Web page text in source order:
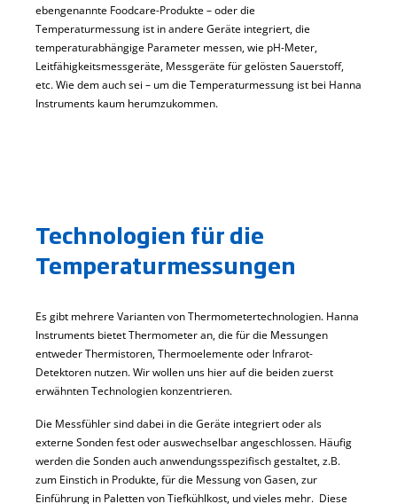
ebengenannte Foodcare-Produkte – oder die
Temperaturmessung ist in andere Geräte integriert, die
temperaturabhängige Parameter messen, wie pH-Meter,
Leitfähigkeitsmessgeräte, Messgeräte für gelösten Sauerstoff,
etc. Wie dem auch sei – um die Temperaturmessung ist bei Hanna
Instruments kaum herumzukommen.
Technologien für die
Temperaturmessungen
Es gibt mehrere Varianten von Thermometertechnologien. Hanna
Instruments bietet Thermometer an, die für die Messungen
entweder Thermistoren, Thermoelemente oder Infrarot-
Detektoren nutzen. Wir wollen uns hier auf die beiden zuerst
erwähnten Technologien konzentrieren.
Die Messfühler sind dabei in die Geräte integriert oder als
externe Sonden fest oder auswechselbar angeschlossen. Häufig
werden die Sonden auch anwendungsspezifisch gestaltet, z.B.
zum Einstich in Produkte, für die Messung von Gasen, zur
Einführung in Paletten von Tiefkühlkost, und vieles mehr. Diese